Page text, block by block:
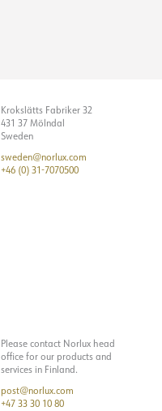
Krokslätts Fabriker 32
431 37 Mölndal
Sweden
sweden@norlux.com
+46 (0) 31-7070500
Please contact Norlux head
office for our products and
services in Finland.
post@norlux.com
+47 33 30 10 80